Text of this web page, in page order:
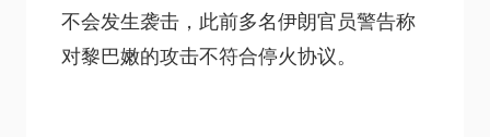
不会发生袭击，此前多名伊朗官员警告称
对黎巴嫩的攻击不符合停火协议。